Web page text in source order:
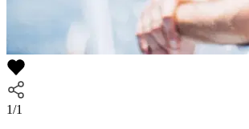
1/1